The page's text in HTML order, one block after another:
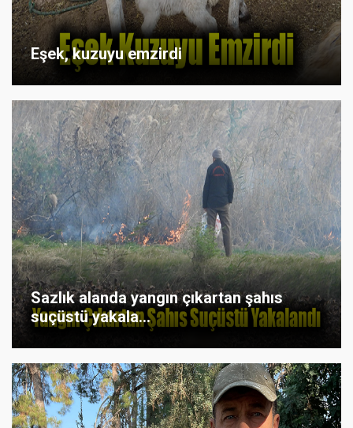
Eşek, kuzuyu emzirdi
Sazlık alanda yangın çıkartan şahıs
suçüstü yakala...